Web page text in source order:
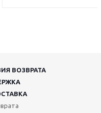
ВОЗВРАТА